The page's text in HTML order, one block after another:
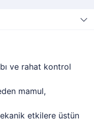
ve rahat kontrol
mamul,
etkilere üstün